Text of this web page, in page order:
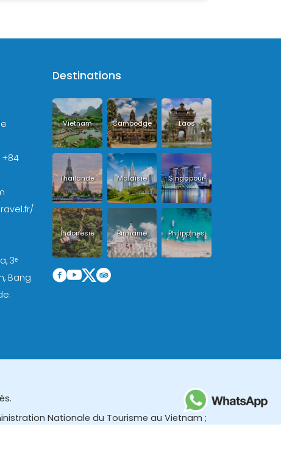
+84
3ᵉ
Bang
Destinations
Vietnam Cambodge Laos
Thailande Malaisie Singapour
Indonésie Birmanie Philippines
Nationale du Tourisme au Vietnam ;